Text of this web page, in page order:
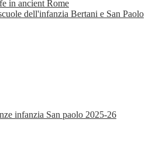
in ancient Rome
dell'infanzia Bertani e San Paolo
infanzia San paolo 2025-26